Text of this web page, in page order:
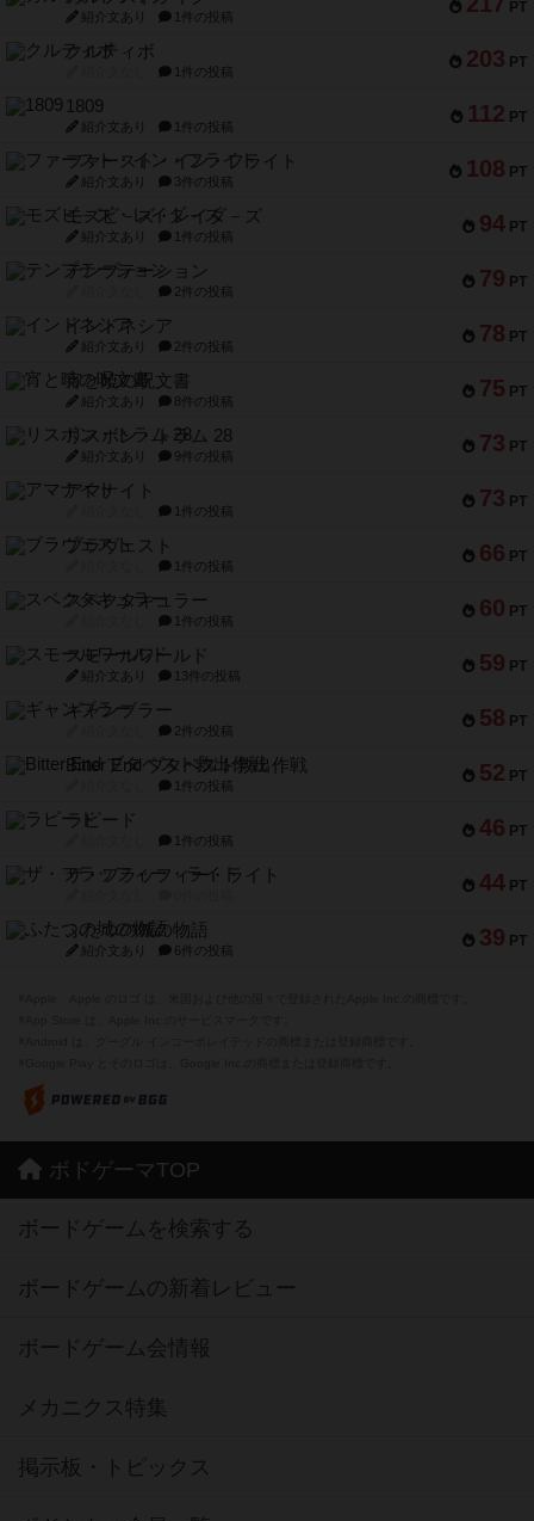
PT
紹介文あり 1件の投稿
203 PT
クルティボ
1件の投稿
112 PT
1809
紹介文あり 1件の投稿
108 PT
ファースト・イン・フライト
紹介文あり 3件の投稿
94 PT
モズビ－ズ・レイダ－ズ
紹介文あり 1件の投稿
79 PT
テンプテーション
2件の投稿
78 PT
インドネシア
紹介文あり 2件の投稿
75 PT
宵と暁の呪文書
紹介文あり 8件の投稿
73 PT
リスボン・トラム 28
紹介文あり 9件の投稿
73 PT
アマナイト
1件の投稿
66 PT
ブラヴェスト
1件の投稿
60 PT
スペクタキュラー
1件の投稿
59 PT
スモールワールド
紹介文あり 13件の投稿
58 PT
ギャンブラー
2件の投稿
52 PT
Bitter End ブタペスト救出作戦
1件の投稿
46 PT
ラピード
1件の投稿
44 PT
ザ・フラッフィー・ライト
39 PT
ふたつの城の物語
紹介文あり 6件の投稿
ボドゲーマTOP
ボードゲームを検索する
ボードゲームの新着レビュー
ボードゲーム会情報
メカニクス特集
掲示板・トピックス